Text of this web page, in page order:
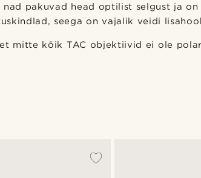
nad pakuvad head optilist selgust ja
seega on vajalik veidi
mitte kõik TAC objektiivid ei ole